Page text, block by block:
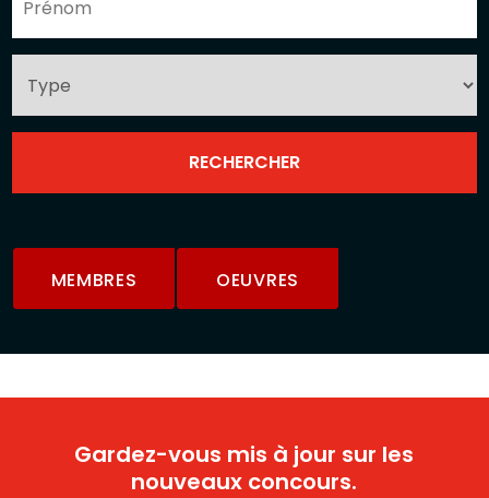
MEMBRES OEUVRES
Gardez-vous mis à jour sur les
nouveaux concours.